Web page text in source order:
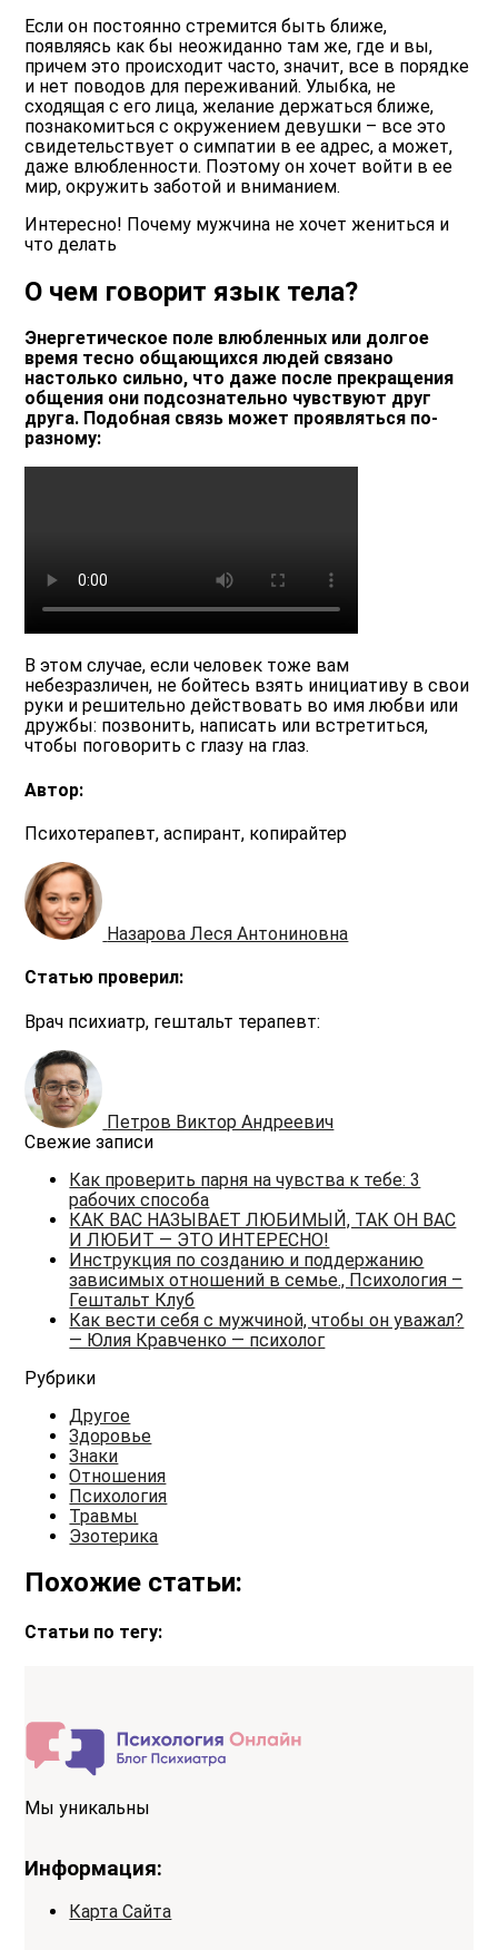
Если он постоянно стремится быть ближе,
появляясь как бы неожиданно там же, где и вы,
причем это происходит часто, значит, все в порядке
и нет поводов для переживаний. Улыбка, не
сходящая с его лица, желание держаться ближе,
познакомиться с окружением девушки – все это
свидетельствует о симпатии в ее адрес, а может,
даже влюбленности. Поэтому он хочет войти в ее
мир, окружить заботой и вниманием.
Интересно! Почему мужчина не хочет жениться и
что делать
О чем говорит язык тела?
Энергетическое поле влюбленных или долгое
время тесно общающихся людей связано
настолько сильно, что даже после прекращения
общения они подсознательно чувствуют друг
друга. Подобная связь может проявляться по-
разному:
В этом случае, если человек тоже вам
небезразличен, не бойтесь взять инициативу в свои
руки и решительно действовать во имя любви или
дружбы: позвонить, написать или встретиться,
чтобы поговорить с глазу на глаз.
Автор:
Психотерапевт, аспирант, копирайтер
Назарова Леся Антониновна
Статью проверил:
Врач психиатр, гештальт терапевт:
Петров Виктор Андреевич
Свежие записи
Как проверить парня на чувства к тебе: 3
рабочих способа
КАК ВАС НАЗЫВАЕТ ЛЮБИМЫЙ, ТАК ОН ВАС
И ЛЮБИТ — ЭТО ИНТЕРЕСНО!
Инструкция по созданию и поддержанию
зависимых отношений в семье., Психология –
Гештальт Клуб
Как вести себя с мужчиной, чтобы он уважал?
— Юлия Кравченко — психолог
Рубрики
Другое
Здоровье
Знаки
Отношения
Психология
Травмы
Эзотерика
Похожие статьи:
Статьи по тегу:
Мы уникальны
Информация:
Карта Сайта